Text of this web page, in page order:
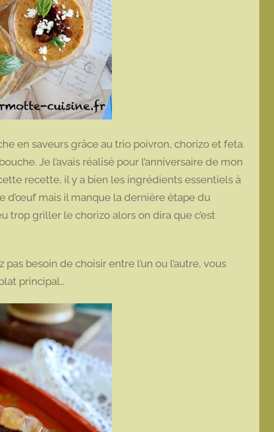
en saveurs grâce au trio poivron, chorizo et feta.
Je l’avais réalisé pour l’anniversaire de mon
recette, il y a bien les ingrédients essentiels à
d’œuf mais il manque la dernière étape du
trop griller le chorizo alors on dira que c’est
besoin de choisir entre l’un ou l’autre, vous
principal…